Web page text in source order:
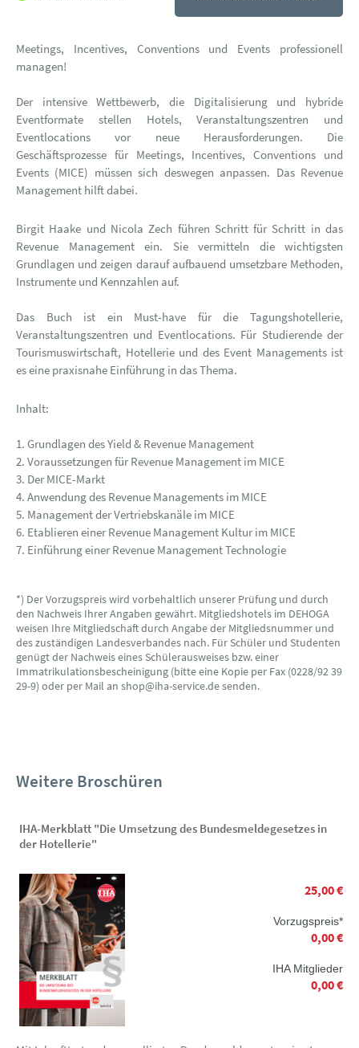
Meetings, Incentives, Conventions und Events professionell
managen!
Der intensive Wettbewerb, die Digitalisierung und hybride
Eventformate stellen Hotels, Veranstaltungszentren und
Eventlocations vor neue Herausforderungen. Die
Geschäftsprozesse für Meetings, Incentives, Conventions und
Events (MICE) müssen sich deswegen anpassen. Das Revenue
Management hilft dabei.
Birgit Haake und Nicola Zech führen Schritt für Schritt in das
Revenue Management ein. Sie vermitteln die wichtigsten
Grundlagen und zeigen darauf aufbauend umsetzbare Methoden,
Instrumente und Kennzahlen auf.
Das Buch ist ein Must-have für die Tagungshotellerie,
Veranstaltungszentren und Eventlocations. Für Studierende der
Tourismuswirtschaft, Hotellerie und des Event Managements ist
es eine praxisnahe Einführung in das Thema.
Inhalt:
1. Grundlagen des Yield & Revenue Management
2. Voraussetzungen für Revenue Management im MICE
3. Der MICE-Markt
4. Anwendung des Revenue Managements im MICE
5. Management der Vertriebskanäle im MICE
6. Etablieren einer Revenue Management Kultur im MICE
7. Einführung einer Revenue Management Technologie
*) Der Vorzugspreis wird vorbehaltlich unserer Prüfung und durch
den Nachweis Ihrer Angaben gewährt. Mitgliedshotels im DEHOGA
weisen Ihre Mitgliedschaft durch Angabe der Mitgliedsnummer und
des zuständigen Landesverbandes nach. Für Schüler und Studenten
genügt der Nachweis eines Schülerausweises bzw. einer
Immatrikulationsbescheinigung (bitte eine Kopie per Fax (0228/92 39
29-9) oder per Mail an shop@iha-service.de senden.
Weitere Broschüren
IHA-Merkblatt "Die Umsetzung des Bundesmeldegesetzes in
der Hotellerie"
25,00 €
Vorzugspreis*
0,00 €
IHA Mitglieder
0,00 €